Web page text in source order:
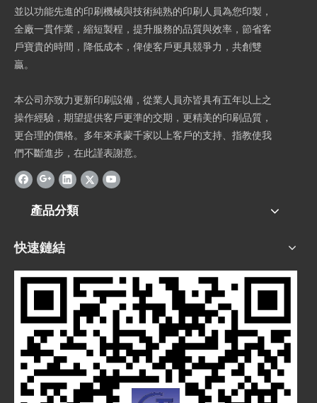
並以功能先進的印刷機械與技術純熟的印刷人員為您印製，
全廠一貫作業，縮短製程，提升服務的品質與效率，節省客
戶寶貴的時間，降低成本，俾使客戶更具競爭力，共創雙
贏。
本公司亦致力更新印刷設備，從業人員亦皆具有五年以上之
操作經驗，期望提供客戶更準的交期，更精美的印刷品質，
更合理的價格。多年來承蒙千家以上客戶的支持、指教使我
們不斷進步，在此謹表謝意。
產品分類
快速鏈結